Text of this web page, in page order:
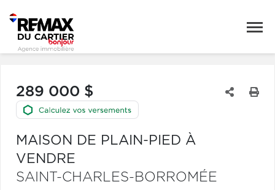
289 000 $
MAISON DE PLAIN-PIED À
VENDRE
SAINT-CHARLES-BORROMÉE